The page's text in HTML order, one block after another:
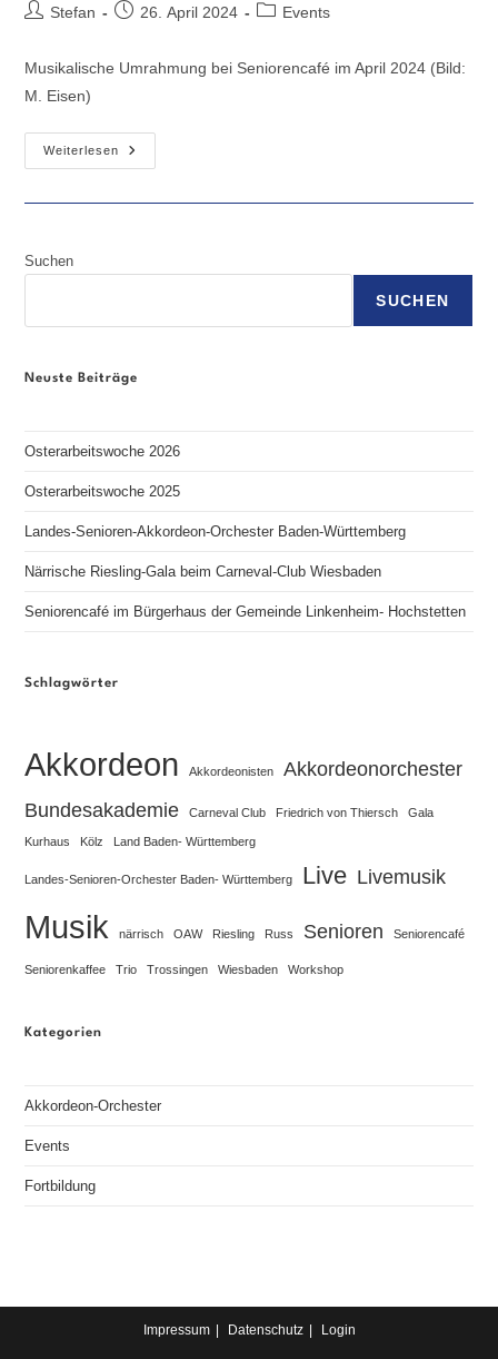
Beitrags-
Stefan
Beitrag26. April 2024
Beitrags-
Events
Musikalische Umrahmung bei Seniorencafé im April 2024 (Bild:
M. Eisen)
Weiterlesen
Seniorencafé
Im
Suchen
SUCHEN
Neuste Beiträge
Osterarbeitswoche 2026
Osterarbeitswoche 2025
Landes-Senioren-Akkordeon-Orchester Baden-Württemberg
Närrische Riesling-Gala beim Carneval-Club Wiesbaden
Seniorencafé im Bürgerhaus der Gemeinde Linkenheim- Hochstetten
Schlagwörter
Akkordeon Akkordeonisten
Akkordeonorchester
Bundesakademie
Carneval Club Friedrich von Thiersch Gala
Kurhaus Kölz Land Baden- Württemberg
Landes-Senioren-Orchester Baden- Württemberg Live Livemusik
Musik närrisch OAW Riesling Russ Senioren Seniorencafé
Seniorenkaffee Trio Trossingen Wiesbaden Workshop
Kategorien
Akkordeon-Orchester
Events
Fortbildung
Impressum Datenschutz Login